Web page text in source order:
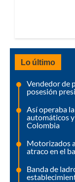
Lo último
Vendedor de
posesión
Así operaba
automáticos
Colombia
Motorizados
atraco en el
Banda de